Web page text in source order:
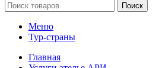
Поиск
Меню
Тур-страны
Главная